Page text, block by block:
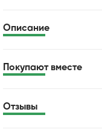
Описание
Покупают вместе
Отзывы